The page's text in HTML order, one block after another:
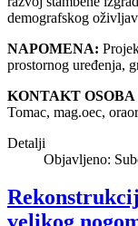
demografskog
NAPOMENA:
prostornog uređenja,
KONTAKT
Tomac, mag.oec,
Detalji
Objavljeno: